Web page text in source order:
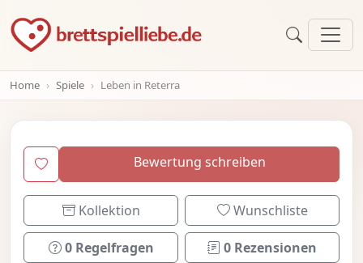
Home Spiele Leben in Reterra
Bewertung schreiben
Kollektion Wunschliste
0 Regelfragen 0 Rezensionen